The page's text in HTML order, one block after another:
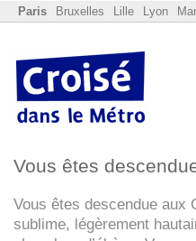
Paris Bruxelles Lille Lyon
Vous êtes
Vous êtes descendue aux
sublime, légèrement